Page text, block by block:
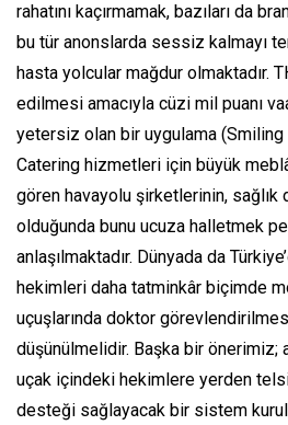
rahatını kaçırmamak, bazıları da
bu tür anonslarda sessiz kalmayı
hasta yolcular mağdur olmaktadır.
edilmesi amacıyla cüzi mil puanı
yetersiz olan bir uygulama
Catering hizmetleri için büyük
gören havayolu şirketlerinin,
olduğunda bunu ucuza halletmek
anlaşılmaktadır. Dünyada da
hekimleri daha tatminkâr biçimde
uçuşlarında doktor
düşünülmelidir. Başka bir önerimiz;
uçak içindeki hekimlere yerden
desteği sağlayacak bir sistem